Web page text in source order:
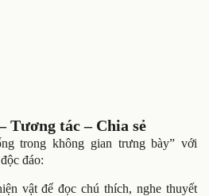
Tương tác – Chia sẻ
trong không gian trưng bày” với
đáo:
vật để đọc chú thích, nghe thuyết